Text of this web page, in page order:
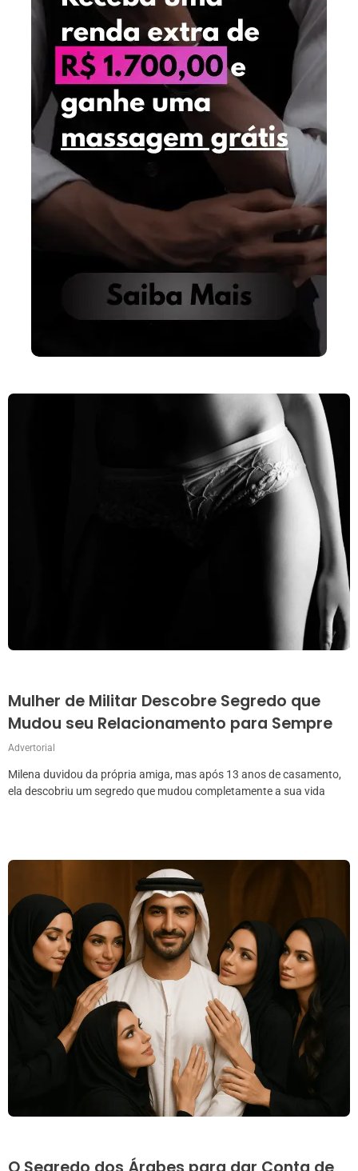
Mulher de Militar Descobre Segredo que
Mudou seu Relacionamento para Sempre
Advertorial
Milena duvidou da própria amiga, mas após 13 anos de casamento,
ela descobriu um segredo que mudou completamente a sua vida